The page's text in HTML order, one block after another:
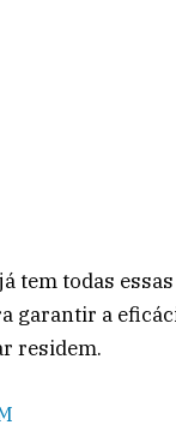
tem todas
garantir a
residem.